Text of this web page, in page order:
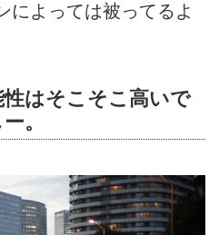
によっては被ってるよ
はそこそこ高いで
。